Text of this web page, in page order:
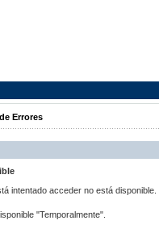
Errores
intentado acceder no está
"Temporalmente".